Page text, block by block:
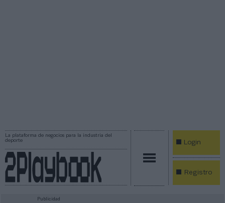
La plataforma de negocios para la industria del
deporte
Login
Registro
Publicidad